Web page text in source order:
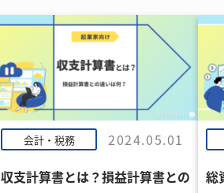
会計・税務
2024.05.01
収支計算書とは？損益計算書との
総